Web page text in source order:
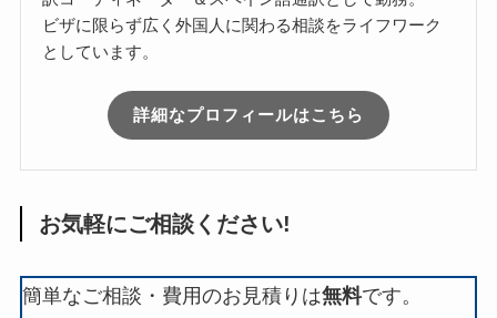
ビザに限らず広く外国人に関わる相談をライフワーク
としています。
詳細なプロフィールはこちら
お気軽にご相談ください!
簡単なご相談・費用のお見積りは無料です。